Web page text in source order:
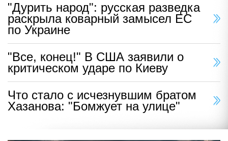
"Дурить народ": русская разведка
раскрыла коварный замысел ЕС
по Украине
"Все, конец!" В США заявили о
критическом ударе по Киеву
Что стало с исчезнувшим братом
Хазанова: "Бомжует на улице"